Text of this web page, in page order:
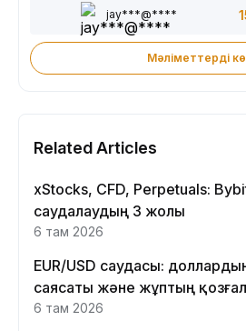
jay***@****
Мәліметтерді
Related Articles
xStocks, CFD, Perpetuals:
саудалаудың 3 жолы
6 там 2026
EUR/USD саудасы:
саясаты және жұптың
етеді
6 там 2026